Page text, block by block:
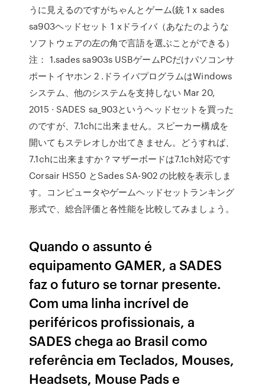
うに見えるのですがちゃんとゲーム(銃 1 x sades
sa903ヘッドセット 1 xドライバ（あなたのような
ソフトウェアの左の角で言語を選ぶことができる）
注： 1.sades sa903s USBゲームPCだけパソコンサ
ポートイヤホン 2 .ドライバプログラムはWindows
システム、他のシステムを支持しない Mar 20,
2015 · SADES sa_903というヘッドセットを買った
のですが、7.1chに出来ません。スピーカー構成を
開いてもステレオしか出てきません。どうすれば、
7.1chに出来ますか？マザーボードは7.1ch対応です
Corsair HS50 とSades SA-902 の比較を表示しま
す。コンピュータやゲームヘッドセットランキング
形式で、総合評価と各性能を比較してみましょう。
Quando o assunto é
equipamento GAMER, a SADES
faz o futuro se tornar presente.
Com uma linha incrível de
periféricos profissionais, a
SADES chega ao Brasil como
referência em Teclados, Mouses,
Headsets, Mouse Pads e